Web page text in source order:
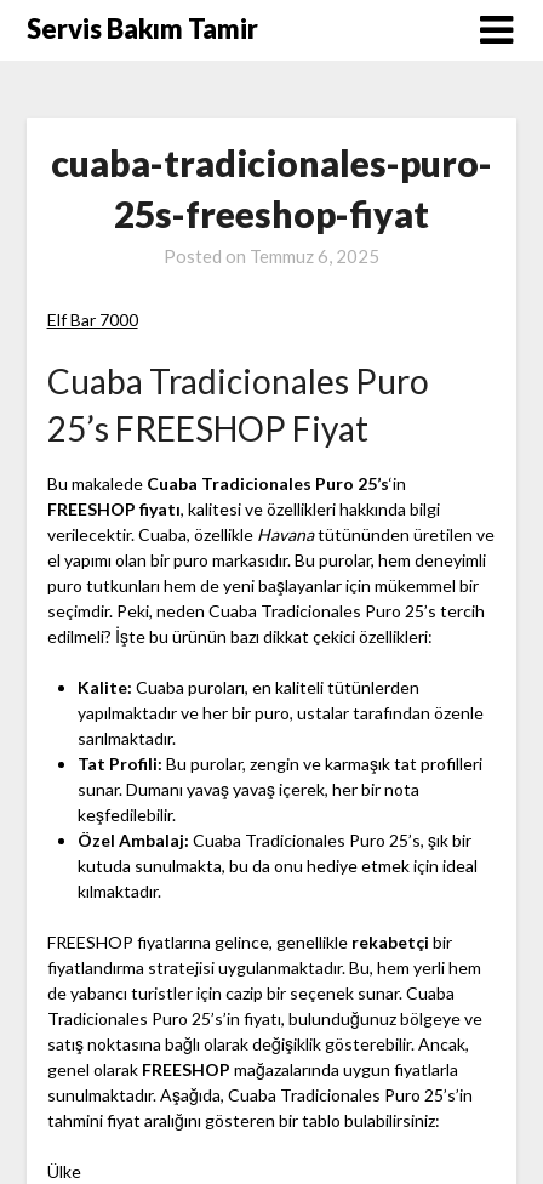
SkipServis Bakım Tamir
cuaba-tradicionales-puro-
25s-freeshop-fiyat
Posted on Temmuz 6, 2025
Elf Bar 7000
Cuaba Tradicionales Puro
25’s FREESHOP Fiyat
Bu makalede Cuaba Tradicionales Puro 25’s‘in
FREESHOP fiyatı, kalitesi ve özellikleri hakkında bilgi
verilecektir. Cuaba, özellikle Havanatütününden üretilen ve
el yapımı olan bir puro markasıdır. Bu purolar, hem deneyimli
puro tutkunları hem de yeni başlayanlar için mükemmel bir
seçimdir. Peki, neden Cuaba Tradicionales Puro 25’s tercih
edilmeli? İşte bu ürünün bazı dikkat çekici özellikleri:
Kalite: Cuaba puroları, en kaliteli tütünlerden
yapılmaktadır ve her bir puro, ustalar tarafından özenle
sarılmaktadır.
Tat Profili: Bu purolar, zengin ve karmaşık tat profilleri
sunar. Dumanı yavaş yavaş içerek, her bir nota
keşfedilebilir.
Özel Ambalaj: Cuaba Tradicionales Puro 25’s, şık bir
kutuda sunulmakta, bu da onu hediye etmek için ideal
kılmaktadır.
FREESHOP fiyatlarına gelince, genellikle rekabetçi bir
fiyatlandırma stratejisi uygulanmaktadır. Bu, hem yerli hem
de yabancı turistler için cazip bir seçenek sunar. Cuaba
Tradicionales Puro 25’s’in fiyatı, bulunduğunuz bölgeye ve
satış noktasına bağlı olarak değişiklik gösterebilir. Ancak,
genel olarak FREESHOP mağazalarında uygun fiyatlarla
sunulmaktadır. Aşağıda, Cuaba Tradicionales Puro 25’s’in
tahmini fiyat aralığını gösteren bir tablo bulabilirsiniz:
Ülke